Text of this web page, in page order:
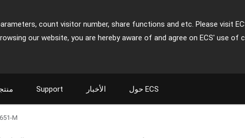
count visitor number, share functions and etc. Please visit
our website, you are hereby aware of and agree on ECS' use of
Support الأخبار حول ECS
651-M